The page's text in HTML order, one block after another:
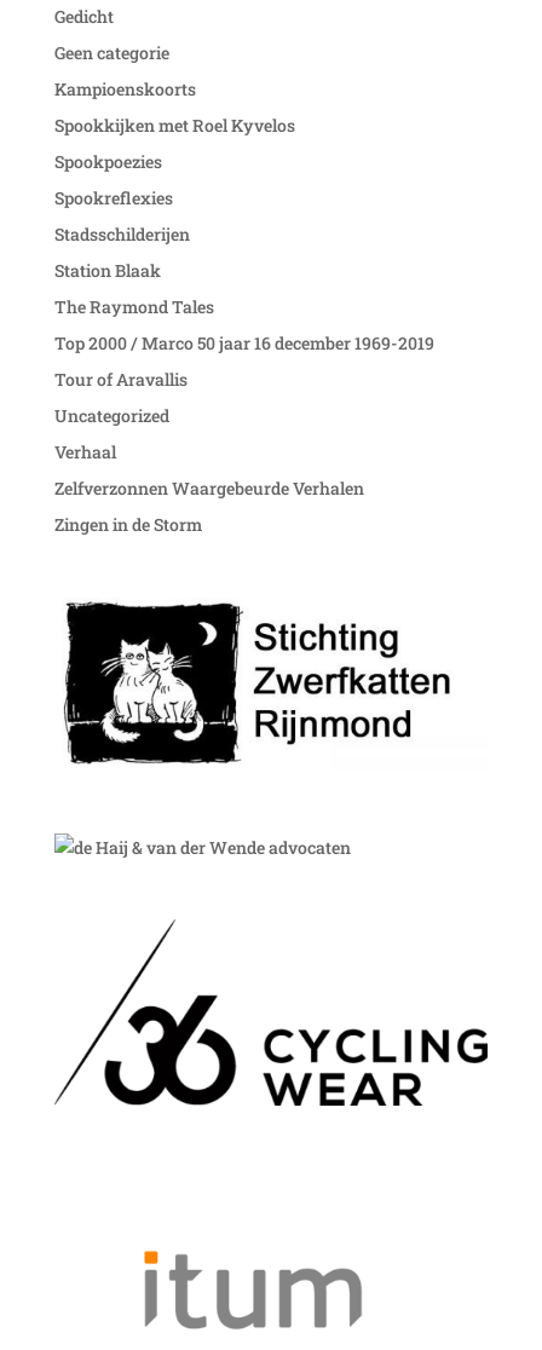
Gedicht
Geen categorie
Kampioenskoorts
Spookkijken met Roel Kyvelos
Spookpoezies
Spookreflexies
Stadsschilderijen
Station Blaak
The Raymond Tales
Top 2000 / Marco 50 jaar 16 december 1969-2019
Tour of Aravallis
Uncategorized
Verhaal
Zelfverzonnen Waargebeurde Verhalen
Zingen in de Storm